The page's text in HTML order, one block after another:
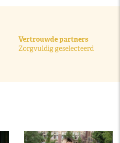
Vertrouwde partners
Zorgvuldig geselecteerd